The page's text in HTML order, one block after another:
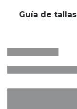
Guía de tallas